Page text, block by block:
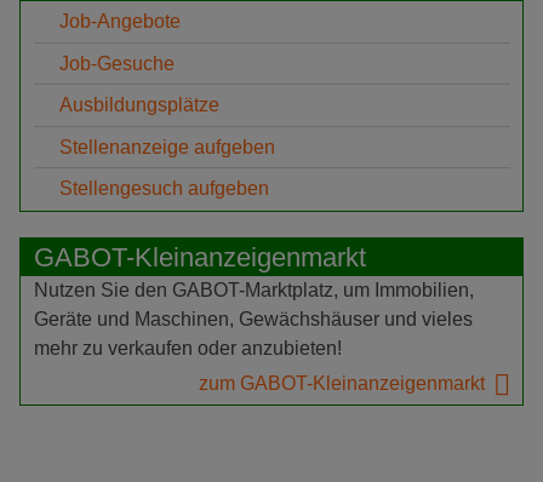
Job-Angebote
Job-Gesuche
Ausbildungsplätze
Stellenanzeige aufgeben
Stellengesuch aufgeben
GABOT-Kleinanzeigenmarkt
Nutzen Sie den GABOT-Marktplatz, um Immobilien,
Geräte und Maschinen, Gewächshäuser und vieles
mehr zu verkaufen oder anzubieten!
zum GABOT-Kleinanzeigenmarkt